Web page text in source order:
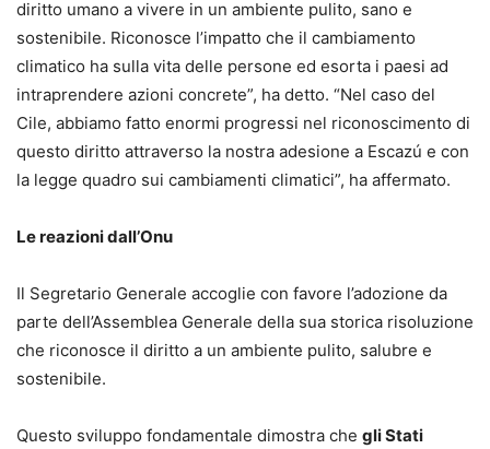
diritto umano a vivere in un ambiente pulito, sano e
sostenibile. Riconosce l’impatto che il cambiamento
climatico ha sulla vita delle persone ed esorta i paesi ad
intraprendere azioni concrete”, ha detto. “Nel caso del
Cile, abbiamo fatto enormi progressi nel riconoscimento di
questo diritto attraverso la nostra adesione a Escazú e con
la legge quadro sui cambiamenti climatici”, ha affermato.
Le reazioni dall’Onu
Il Segretario Generale accoglie con favore l’adozione da
parte dell’Assemblea Generale della sua storica risoluzione
che riconosce il diritto a un ambiente pulito, salubre e
sostenibile.
Questo sviluppo fondamentale dimostra che gli Stati